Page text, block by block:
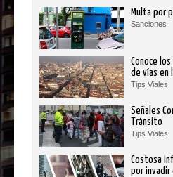
Multa por
Sanciones
Conoce
de vías en
Tips Viales
Señales
Tránsito
Tips Viales
Costosa
por invadir